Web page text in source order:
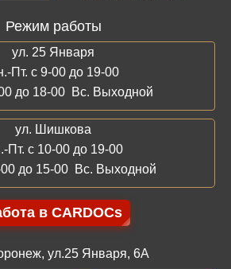
Режим работы
ул. 25 Января
Пт. с 9-00 до 19-00
до 18-00 Вс. Выходной
ул. Шишкова
Пт. с 10-00 до 19-00
до 15-00 Вс. Выходной
в CARDOCs
ул.25 Января, 6А